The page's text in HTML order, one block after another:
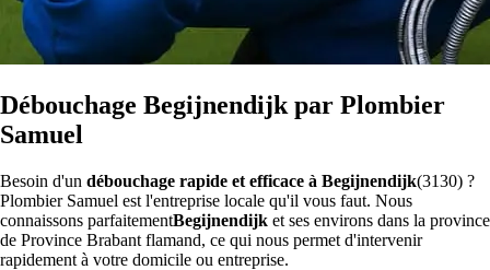
Débouchage Begijnendijk par Plombier
Samuel
Besoin d'un débouchage rapide et efficace à Begijnendijk(3130) ?
Plombier Samuel est l'entreprise locale qu'il vous faut. Nous
connaissons parfaitementBegijnendijk et ses environs dans la province
de Province Brabant flamand, ce qui nous permet d'intervenir
rapidement à votre domicile ou entreprise.